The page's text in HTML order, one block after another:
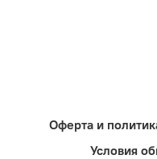
Оферта и
Условия